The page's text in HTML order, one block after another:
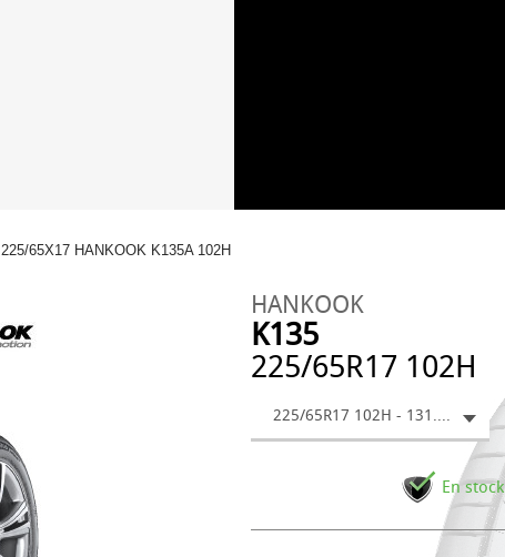
225/65X17 HANKOOK K135A 102H
HANKOOK
K135
225/65R17 102H
225/65R17 102H - 131.76 €
En stock